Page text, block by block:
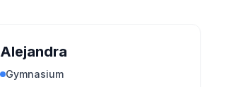
Alejandra
Gymnasium